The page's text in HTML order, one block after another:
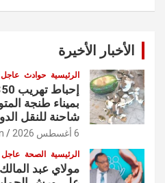
الأخبار الأخيرة
الرئيسية حوادث عاجل
بميناء طنجة
شاحنة للنقل
6 أغسطس 2026
الرئيسية الصحة عاجل
مولاي عبد